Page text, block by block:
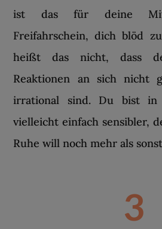
ist das für deine
Freifahrschein, dich blöd
heißt das nicht, dass
Reaktionen an sich nicht
irrational sind. Du bist in
vielleicht einfach sensibler,
Ruhe will noch mehr als
3